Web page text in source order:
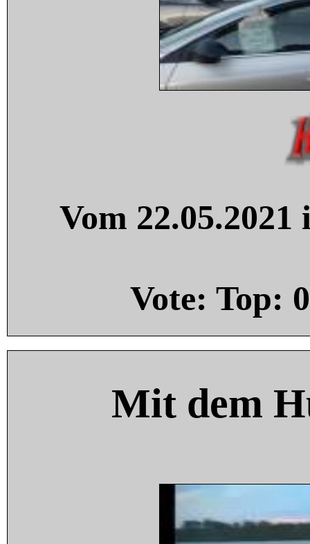
Vom
Vote: Top: 0
Mit dem